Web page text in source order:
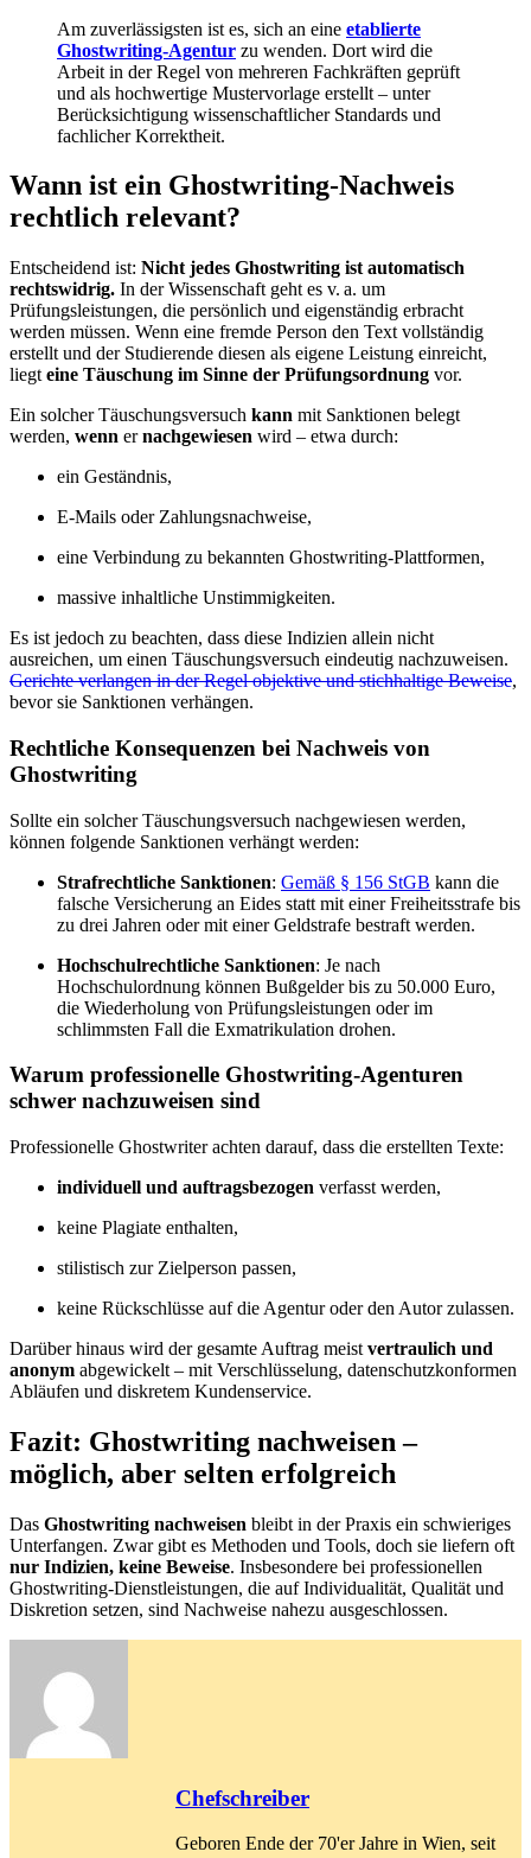
Am zuverlässigsten ist es, sich an eine etablierte
Ghostwriting-Agentur zu wenden. Dort wird die
Arbeit in der Regel von mehreren Fachkräften geprüft
und als hochwertige Mustervorlage erstellt – unter
Berücksichtigung wissenschaftlicher Standards und
fachlicher Korrektheit.
Wann ist ein Ghostwriting-Nachweis
rechtlich relevant?
Entscheidend ist: Nicht jedes Ghostwriting ist automatisch
rechtswidrig. In der Wissenschaft geht es v. a. um
Prüfungsleistungen, die persönlich und eigenständig erbracht
werden müssen. Wenn eine fremde Person den Text vollständig
erstellt und der Studierende diesen als eigene Leistung einreicht,
liegt eine Täuschung im Sinne der Prüfungsordnung vor.
Ein solcher Täuschungsversuch kann mit Sanktionen belegt
werden, wenn ernachgewiesen wird – etwa durch:
ein Geständnis,
E-Mails oder Zahlungsnachweise,
eine Verbindung zu bekannten Ghostwriting-Plattformen,
massive inhaltliche Unstimmigkeiten.
Es ist jedoch zu beachten, dass diese Indizien allein nicht
ausreichen, um einen Täuschungsversuch eindeutig nachzuweisen.
Gerichte verlangen in der Regel objektive und stichhaltige Beweise,
bevor sie Sanktionen verhängen.
Rechtliche Konsequenzen bei Nachweis von
Ghostwriting
Sollte ein solcher Täuschungsversuch nachgewiesen werden,
können folgende Sanktionen verhängt werden:
Strafrechtliche Sanktionen: Gemäß § 156 StGB kann die
falsche Versicherung an Eides statt mit einer Freiheitsstrafe bis
zu drei Jahren oder mit einer Geldstrafe bestraft werden.
Hochschulrechtliche Sanktionen: Je nach
Hochschulordnung können Bußgelder bis zu 50.000 Euro,
die Wiederholung von Prüfungsleistungen oder im
schlimmsten Fall die Exmatrikulation drohen.
Warum professionelle Ghostwriting-Agenturen
schwer nachzuweisen sind
Professionelle Ghostwriter achten darauf, dass die erstellten Texte:
individuell und auftragsbezogen verfasst werden,
keine Plagiate enthalten,
stilistisch zur Zielperson passen,
keine Rückschlüsse auf die Agentur oder den Autor zulassen.
Darüber hinaus wird der gesamte Auftrag meist vertraulich und
anonym abgewickelt – mit Verschlüsselung, datenschutzkonformen
Abläufen und diskretem Kundenservice.
Fazit: Ghostwriting nachweisen –
möglich, aber selten erfolgreich
Das Ghostwriting nachweisen bleibt in der Praxis ein schwieriges
Unterfangen. Zwar gibt es Methoden und Tools, doch sie liefern oft
nur Indizien, keine Beweise. Insbesondere bei professionellen
Ghostwriting-Dienstleistungen, die auf Individualität, Qualität und
Diskretion setzen, sind Nachweise nahezu ausgeschlossen.
Chefschreiber
Geboren Ende der 70'er Jahre in Wien, seit